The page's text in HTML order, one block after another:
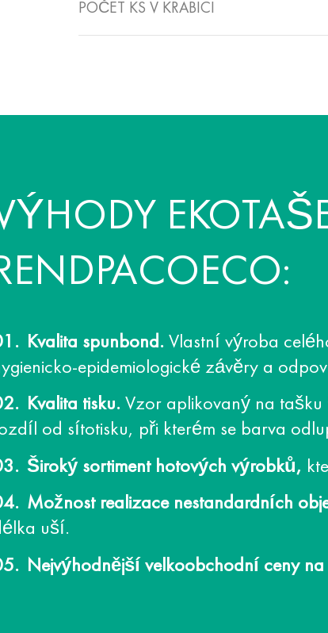
POČET KS V KRABICI
Kvalita spunbond.Vlastní výroba
epidemiologické závěry a
Kvalita tisku.Vzor aplikovaný na tašku
od sítotisku, při kterém se barva
Široký sortiment hotových výrobků,
Možnost realizace nestandardních
uší.
Nejvýhodnější velkoobchodní ceny na